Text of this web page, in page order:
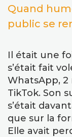
Quand
public se
Il était une
s’était fait
WhatsApp, 2
TikTok. Son
s’était
que sur la
Elle avait